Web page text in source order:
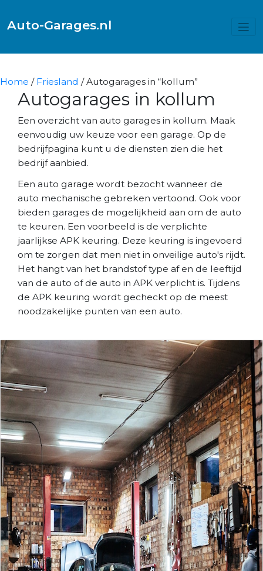
Auto-Garages.nl
Home / Friesland / Autogarages in “kollum”
Autogarages in kollum
Een overzicht van auto garages in kollum. Maak
eenvoudig uw keuze voor een garage. Op de
bedrijfpagina kunt u de diensten zien die het
bedrijf aanbied.
Een auto garage wordt bezocht wanneer de
auto mechanische gebreken vertoond. Ook voor
bieden garages de mogelijkheid aan om de auto
te keuren. Een voorbeeld is de verplichte
jaarlijkse APK keuring. Deze keuring is ingevoerd
om te zorgen dat men niet in onveilige auto's rijdt.
Het hangt van het brandstof type af en de leeftijd
van de auto of de auto in APK verplicht is. Tijdens
de APK keuring wordt gecheckt op de meest
noodzakelijke punten van een auto.